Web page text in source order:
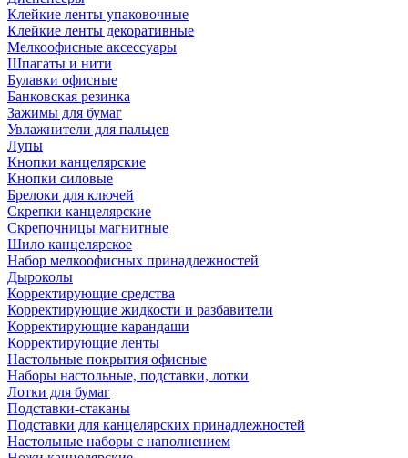
Клейкие ленты упаковочные
Клейкие ленты декоративные
Мелкоофисные аксессуары
Шпагаты и нити
Булавки офисные
Банковская резинка
Зажимы для бумаг
Увлажнители для пальцев
Лупы
Кнопки канцелярские
Кнопки силовые
Брелоки для ключей
Скрепки канцелярские
Скрепочницы магнитные
Шило канцелярское
Набор мелкоофисных принадлежностей
Дыроколы
Корректирующие средства
Корректирующие жидкости и разбавители
Корректирующие карандаши
Корректирующие ленты
Настольные покрытия офисные
Наборы настольные, подставки, лотки
Лотки для бумаг
Подставки-стаканы
Подставки для канцелярских принадлежностей
Настольные наборы с наполнением